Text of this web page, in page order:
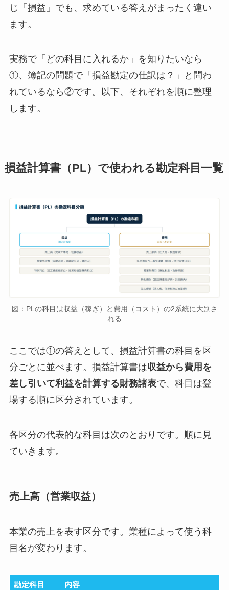
じ「損益」でも、求めている答えがまったく違い
ます。
実務で「どの科目に入れるか」を知りたいなら
①、簿記の問題で「損益勘定の仕訳は？」と問わ
れているなら②です。以下、それぞれを順に整理
します。
損益計算書（PL）で使われる勘定科目一覧
図：PLの科目は収益（稼ぎ）と費用（コスト）の2系統に大別さ
れる
ここでは①の答えとして、損益計算書の科目を区
分ごとに並べます。損益計算書は収益から費用を
差し引いて利益を計算する財務諸表で、科目は登
場する順に区分されています。
各区分の代表的な科目は次のとおりです。順に見
ていきます。
売上高（営業収益）
本業の売上を表す区分です。業種によって使う科
目名が変わります。
勘定科目 内容